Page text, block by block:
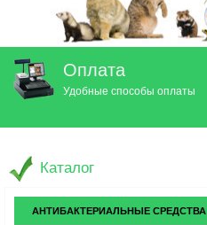
Оплата
Удобные способы оплаты
Каталог
АНТИБАКТЕРИАЛЬНЫЕ СРЕДСТВА